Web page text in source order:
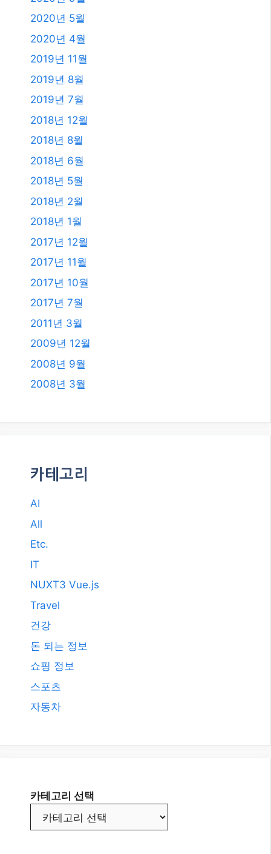
2018년 5월
2018년 2월
2018년 1월
2017년 12월
2017년 11월
2017년 10월
2017년 7월
2011년 3월
2009년 12월
2008년 9월
2008년 3월
카테고리
AI
All
Etc.
IT
돈 되는 정보
카테고리 선택